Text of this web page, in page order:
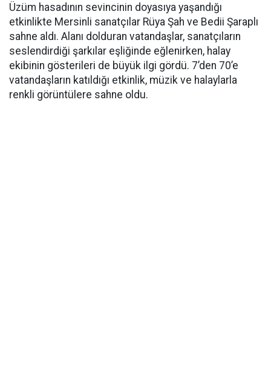
Üzüm hasadının sevincinin doyasıya yaşandığı
etkinlikte Mersinli sanatçılar Rüya Şah ve Bedii Şaraplı
sahne aldı. Alanı dolduran vatandaşlar, sanatçıların
seslendirdiği şarkılar eşliğinde eğlenirken, halay
ekibinin gösterileri de büyük ilgi gördü. 7’den 70’e
vatandaşların katıldığı etkinlik, müzik ve halaylarla
renkli görüntülere sahne oldu.